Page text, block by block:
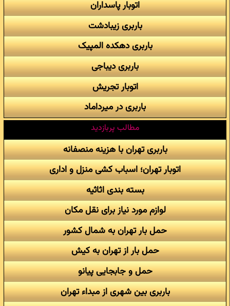
اتوبار پاسداران
باربری زیبادشت
باربری دهکده المپیک
باربری دیباجی
اتوبار تجریش
باربری در میرداماد
مطالب پربازدید
باربری تهران با هزینه منصفانه
اتوبار تهران؛ اسباب کشی منزل و اداری
بسته بندی اثاثیه
لوازم مورد نیاز برای نقل مکان
حمل بار تهران به شمال کشور
حمل بار از تهران به کیش
حمل و جابجایی پیانو
باربری بین شهری از مبداء تهران